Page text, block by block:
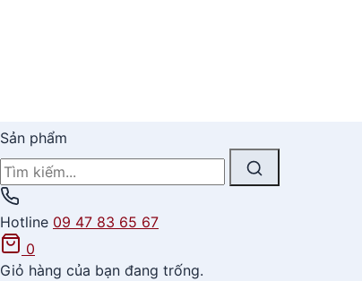
Sản phẩm
Hotline 09 47 83 65 67
0
Giỏ hàng của bạn đang trống.